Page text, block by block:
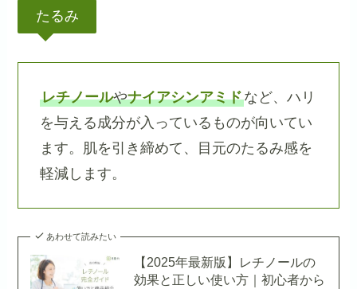
たるみ
レチノールやナイアシンアミドなど、ハリ
を与える成分が入っているものが向いてい
ます。肌を引き締めて、目元のたるみ感を
軽減します。
あわせて読みたい
【2025年最新版】レチノールの
効果と正しい使い方｜初心者から